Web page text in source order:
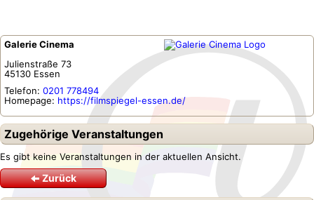
Galerie Cinema
Julienstraße 73
45130 Essen
Telefon: 0201 778494
Homepage: https://filmspiegel-essen.de/
Zugehörige Veranstaltungen
Es gibt keine Veranstaltungen in der aktuellen Ansicht.
Zurück